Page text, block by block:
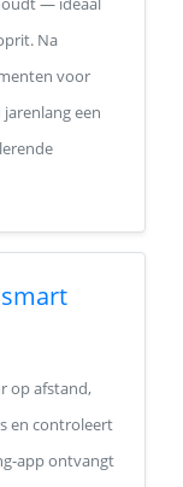
Na
voor
een
op afstand,
en controleert
app ontvangt